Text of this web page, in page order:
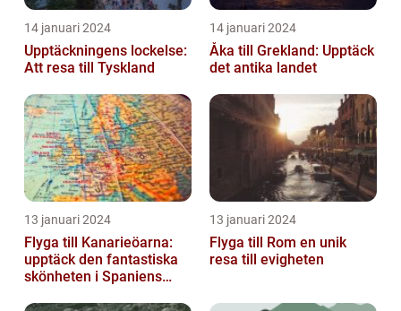
14 januari 2024
Upptäckningens lockelse:
Att resa till Tyskland
14 januari 2024
Åka till Grekland: Upptäck
det antika landet
13 januari 2024
Flyga till Kanarieöarna:
upptäck den fantastiska
skönheten i Spaniens
13 januari 2024
Flyga till Rom en unik
resa till evigheten